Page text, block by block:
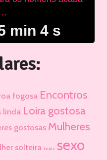
min 3 s
fogosa Encontros
linda Loira gostosa
gostosas Mulheres
solteira nuas sexo